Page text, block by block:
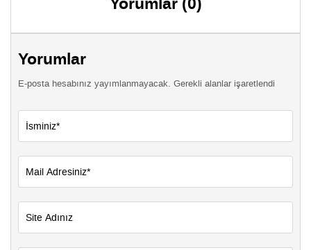
Yorumlar
E-posta hesabınız yayımlanmayacak. Gerekli alanlar işaretlendi